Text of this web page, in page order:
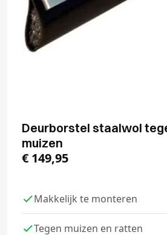
Deurborstel staalwol
muizen
€ 149,95
Makkelijk te monteren
Tegen muizen en ratten